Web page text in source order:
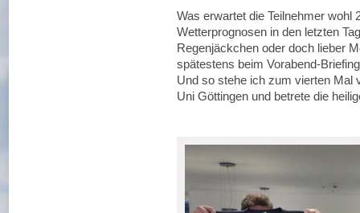
Was erwartet die Teilnehmer wohl
Wetterprognosen in den letzten
Regenjäckchen oder doch lieber
spätestens beim Vorabend-
Und so stehe ich zum vierten Mal
Uni Göttingen und betrete die